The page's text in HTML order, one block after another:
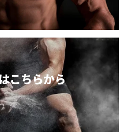
こちらから